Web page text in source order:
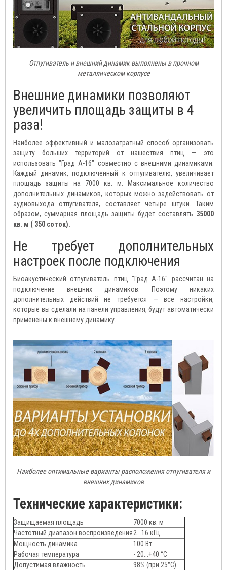
Отпугиватель и внешний динамик выполнены в прочном
металлическом корпусе
Внешние динамики позволяют
увеличить площадь защиты в 4
раза!
Наиболее эффективный и малозатратный способ организовать
защиту больших территорий от нашествия птиц — это
использовать "Град А-16" совместно с внешними динамиками.
Каждый динамик, подключенный к отпугивателю, увеличивает
площадь защиты на 7000 кв. м. Максимальное количество
дополнительных динамиков, которых можно задействовать от
аудиовыхода отпугивателя, составляет четыре штуки. Таким
образом, суммарная площадь защиты будет составлять 35000
кв. м ( 350 соток).
Не требует дополнительных
настроек после подключения
Биоакустический отпугиватель птиц "Град А-16" рассчитан на
подключение внешних динамиков. Поэтому никаких
дополнительных действий не требуется — все настройки,
которые вы сделали на панели управления, будут автоматически
применены к внешнему динамику.
Наиболее оптимальные варианты расположения отпугивателя и
внешних динамиков
Технические характеристики:
Защищаемая площадь
7000 кв. м
Частотный диапазон воспроизведения2...16 кГц
Мощность динамика
100 Вт
Рабочая температура
- 20...+40 °С
Допустимая влажность
98% (при 25°С)